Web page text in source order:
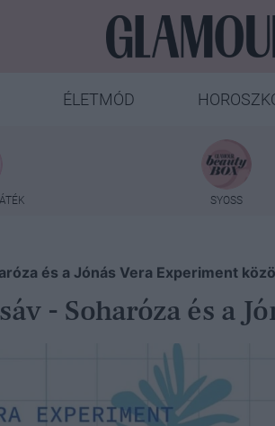
ÉLETMÓD
SYOSS
és a Jónás Vera Experiment
- Soharóza és a